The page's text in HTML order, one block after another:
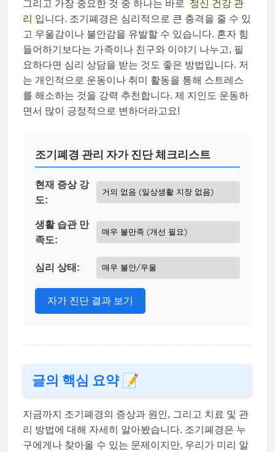
그리고 가장 중요한 것 중 하나는 바로
정신 건강 관
리 입니다. 조기폐경은 심리적으로 큰 충격을 줄 수 있
고 우울감이나 불안감을 유발할 수 있습니다. 혼자 힘
들어하기보다는 가족이나 친구와 이야기 나누고, 필
요하다면 심리 상담을 받는 것도 좋은 방법입니다. 저
는 개인적으로 운동이나 취미 활동을 통해 스트레스
를 해소하는 것을 강력 추천합니다. 제 지인도 운동하
면서 많이 긍정적으로 변하더라고요!
조기폐경 관리 자가 진단 체크리스트
현재 증상 강
도:
생활 습관 만
족도:
심리 상태:
자가 진단 결과 보기
글의 핵심 요약 📝
지금까지 조기폐경의 증상과 원인, 그리고 치료 및 관
리 방법에 대해 자세히 알아봤습니다. 조기폐경은 누
구에게나 찾아올 수 있는 문제이지만, 우리가 미리 알